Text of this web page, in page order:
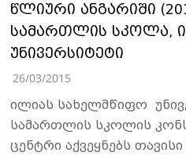
წლიური ანგარიში
სამართლის სკოლა,
უნივერსიტეტი
26/03/2015
ილიას სახელმწიფო
სამართლის სკოლის
ცენტრი აქვეყნებს